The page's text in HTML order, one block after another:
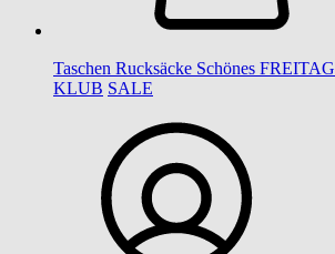
Taschen Rucksäcke Schönes FREITAG
KLUB SALE